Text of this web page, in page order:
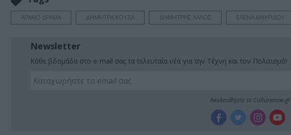
ΑΡΧΑΙΟ ΔΡΑΜΑ ΔΗΜΗΤΡΑ ΚΟΥΖΑ ΔΗΜΗΤΡΗΣ ΛΑΛΟΣ ΕΛΕΝΑ ΜΑΥΡΙΔΟΥ
Newsletter
Κάθε βδομάδα στο e-mail σας τα τελευταία νέα για την Τέχνη και τον Πολιτισμό!
Ακολουθήστε το Culturenow.gr